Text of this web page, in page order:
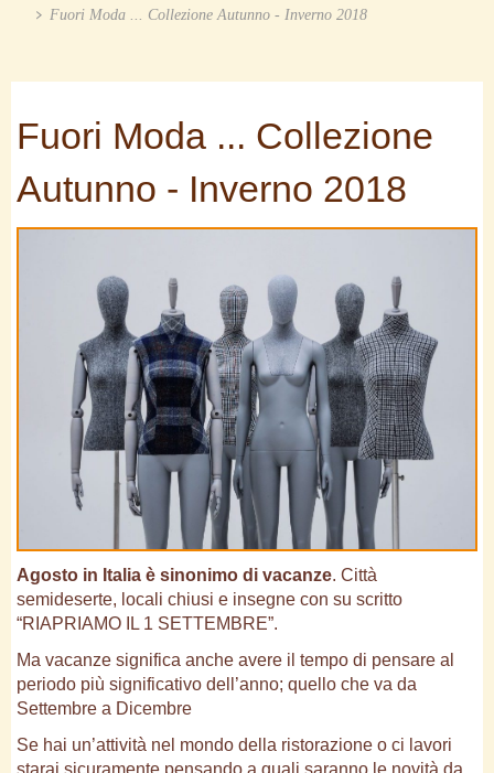
Fuori Moda ... Collezione Autunno - Inverno 2018
Fuori Moda ... Collezione
Autunno - Inverno 2018
Agosto in Italia è sinonimo di vacanze. Città
semideserte, locali chiusi e insegne con su scritto
“RIAPRIAMO IL 1 SETTEMBRE”.
Ma vacanze significa anche avere il tempo di pensare al
periodo più significativo dell’anno; quello che va da
Settembre a Dicembre
Se hai un’attività nel mondo della ristorazione o ci lavori
starai sicuramente pensando a quali saranno le novità da